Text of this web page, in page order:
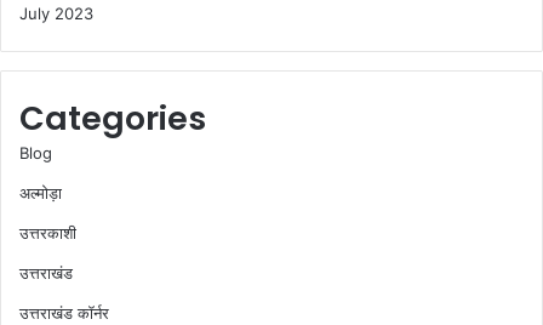
July 2023
Categories
Blog
अल्मोड़ा
उत्तरकाशी
उत्तराखंड
उत्तराखंड कॉर्नर